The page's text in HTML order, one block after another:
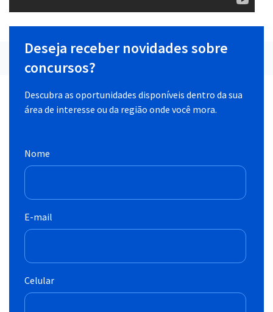
Deseja receber novidades sobre
concursos?
Descubra as oportunidades disponíveis dentro da sua
área de interesse ou da região onde você mora.
Nome
E-mail
Celular